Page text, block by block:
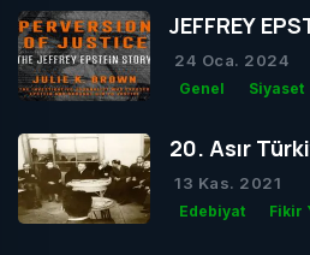
JEFFREY
Dolu Bir
24 Oca. 2024
Genel Siyaset
20. Asır
13 Kas. 2021
Edebiyat Fikir